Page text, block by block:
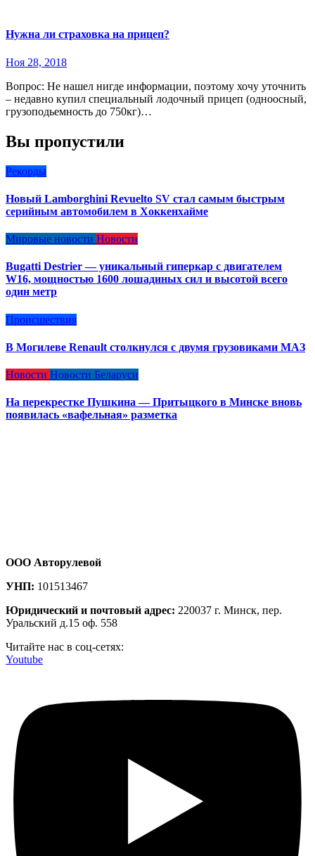
Нужна ли страховка на прицеп?
Ноя 28, 2018
Вопрос: Не нашел нигде информации, поэтому хочу уточнить
– недавно купил специальный лодочный прицеп (одноосный,
грузоподьемность до 750кг)…
Вы пропустили
Рекорды
Новый Lamborghini Revuelto SV стал самым быстрым
серийным автомобилем в Хоккенхайме
Мировые новости Новости
Bugatti Destrier — уникальный гиперкар с двигателем
W16, мощностью 1600 лошадиных сил и высотой всего
один метр
Происшествия
В Могилеве Renault столкнулся с двумя грузовиками МАЗ
Новости Новости Беларуси
На перекрестке Пушкина — Притыцкого в Минске вновь
появилась «вафельная» разметка
ООО Авторулевой
УНП: 101513467
Юридический и почтовый адрес: 220037 г. Минск, пер.
Уральский д.15 оф. 558
Читайте нас в соц-сетях:
Youtube